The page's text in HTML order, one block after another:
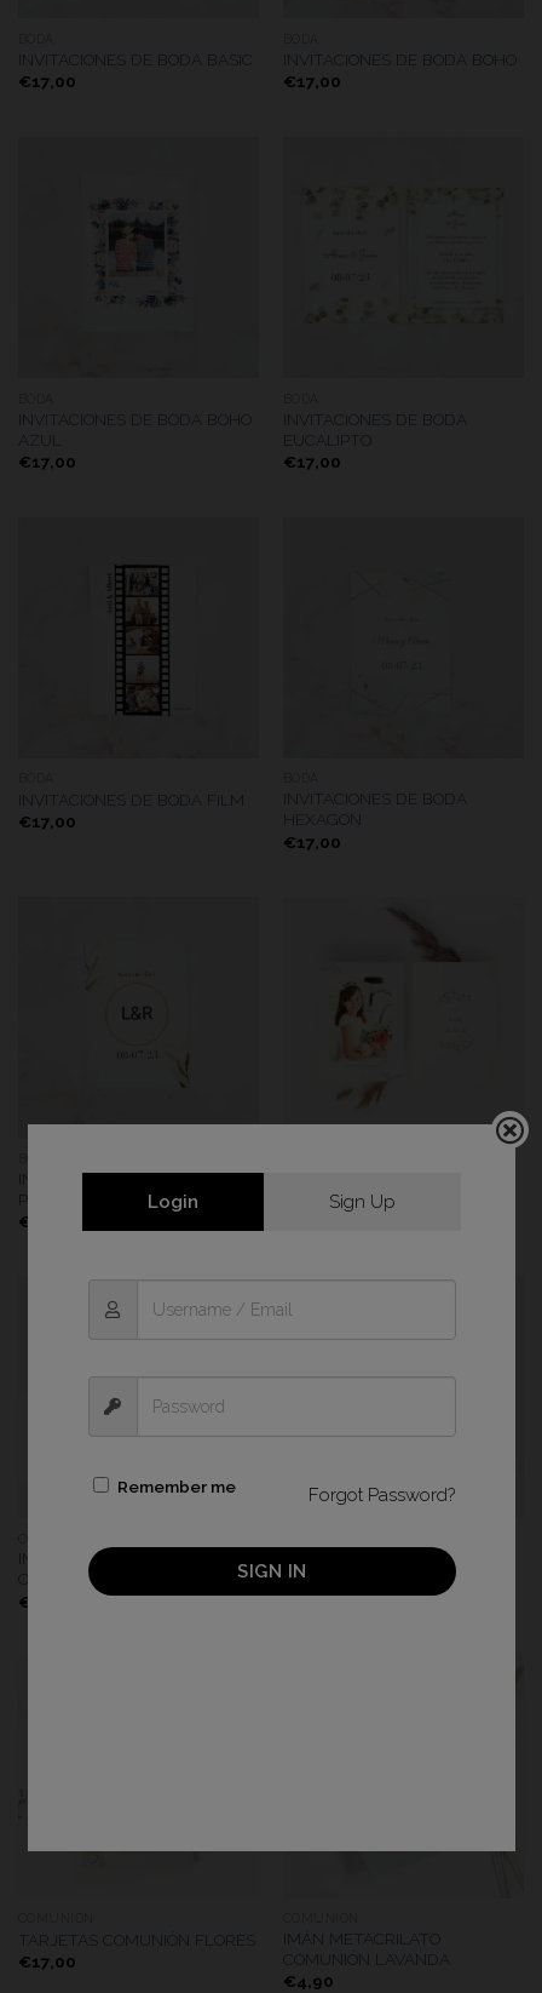
INVITACIONES DE BODA BASIC
€17,00
INVITACIONES DE BODA BOHO
€17,00
INVITACIONES DE BODA BOHO
AZUL
€17,00
INVITACIONES DE BODA
EUCALIPTO
€17,00
INVITACIONES DE BODA FILM
€17,00
INVITACIONES DE BODA
HEXAGON
€17,00
INVITACIONES DE BODA
PLANTS
€
LAVANDA
IMÁN METACRILATO
COMUNIÓN SELVA
€
ÁLBUM DIGITAL 20×20
ACUARELA
€35,00
TARJETAS COMUNIÓN FLORES
€17,00
IMÁN METACRILATO
COMUNIÓN LAVANDA
€4,90
Login Sign Up
Remember me Forgot Password?
SIGN IN